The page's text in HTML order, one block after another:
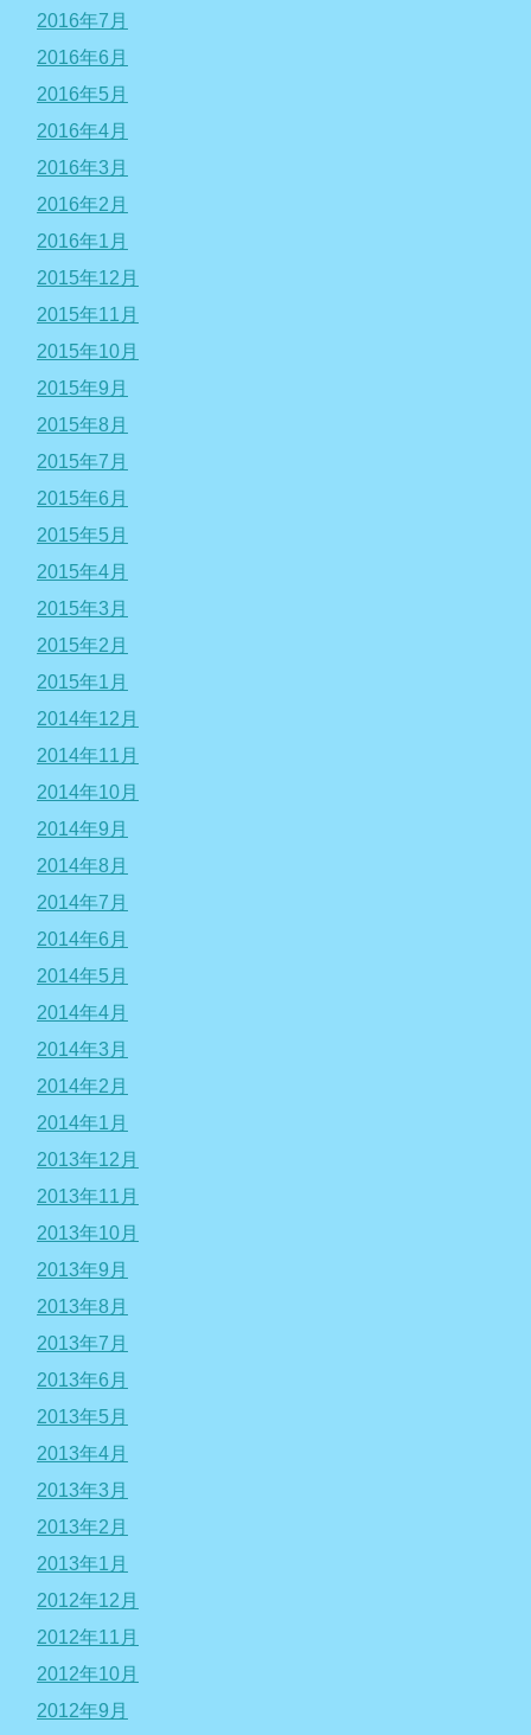
2016年7月
2016年6月
2016年5月
2016年4月
2016年3月
2016年2月
2016年1月
2015年12月
2015年11月
2015年10月
2015年9月
2015年8月
2015年7月
2015年6月
2015年5月
2015年4月
2015年3月
2015年2月
2015年1月
2014年12月
2014年11月
2014年10月
2014年9月
2014年8月
2014年7月
2014年6月
2014年5月
2014年4月
2014年3月
2014年2月
2014年1月
2013年12月
2013年11月
2013年10月
2013年9月
2013年8月
2013年7月
2013年6月
2013年5月
2013年4月
2013年3月
2013年2月
2013年1月
2012年12月
2012年11月
2012年10月
2012年9月